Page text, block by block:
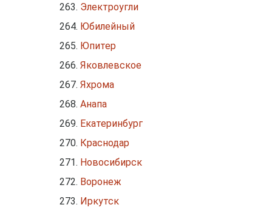
Электроугли
Юбилейный
Юпитер
Яковлевское
Яхрома
Анапа
Екатеринбург
Краснодар
Новосибирск
Воронеж
Иркутск